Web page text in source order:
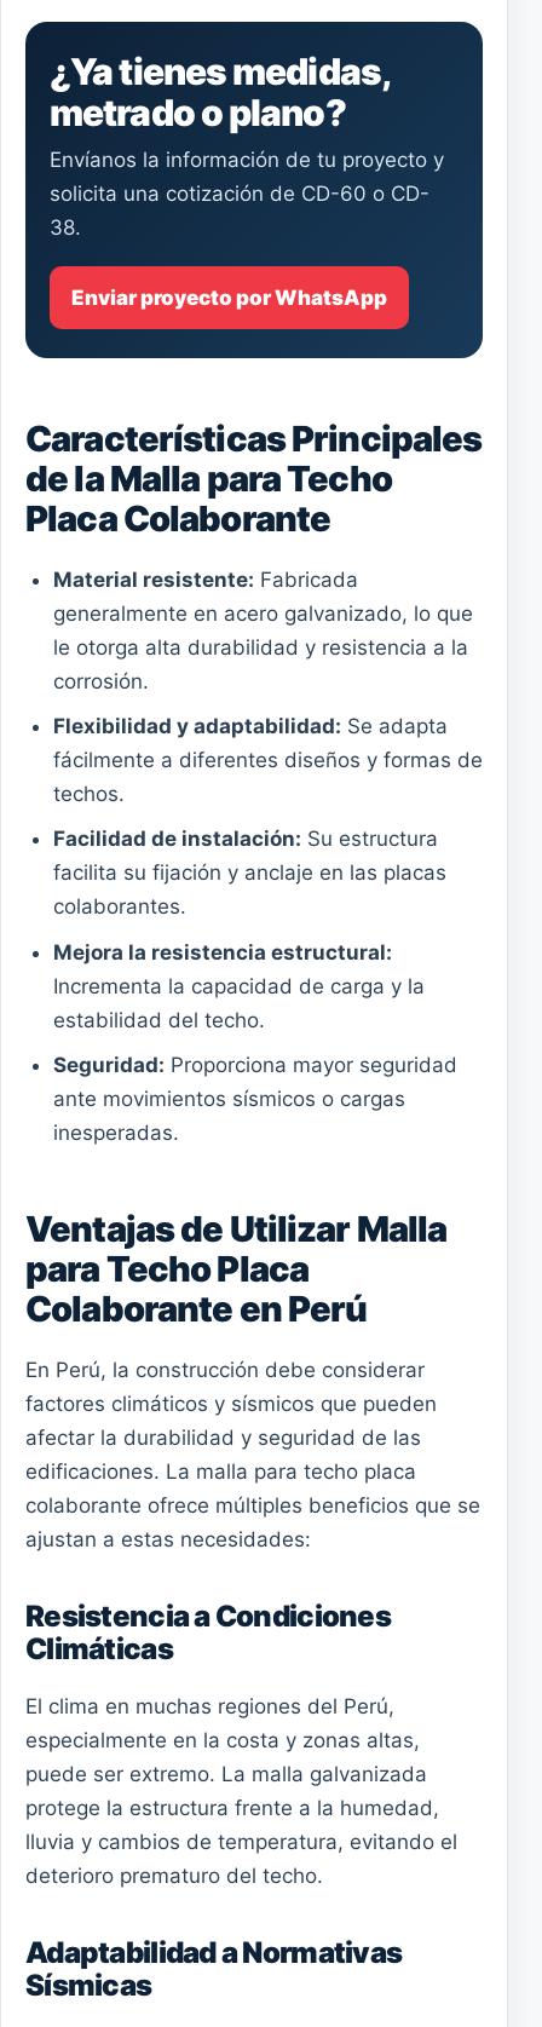
¿Ya tienes medidas,
metrado o plano?
Envíanos la información de tu proyecto y
solicita una cotización de CD-60 o CD-
38.
Enviar proyecto por WhatsApp
Características Principales
de la Malla para Techo
Placa Colaborante
Material resistente: Fabricada
generalmente en acero galvanizado, lo que
le otorga alta durabilidad y resistencia a la
corrosión.
Flexibilidad y adaptabilidad: Se adapta
fácilmente a diferentes diseños y formas de
techos.
Facilidad de instalación: Su estructura
facilita su fijación y anclaje en las placas
colaborantes.
Mejora la resistencia estructural:
Incrementa la capacidad de carga y la
estabilidad del techo.
Seguridad: Proporciona mayor seguridad
ante movimientos sísmicos o cargas
inesperadas.
Ventajas de Utilizar Malla
para Techo Placa
Colaborante en Perú
En Perú, la construcción debe considerar
factores climáticos y sísmicos que pueden
afectar la durabilidad y seguridad de las
edificaciones. La malla para techo placa
colaborante ofrece múltiples beneficios que se
ajustan a estas necesidades:
Resistencia a Condiciones
Climáticas
El clima en muchas regiones del Perú,
especialmente en la costa y zonas altas,
puede ser extremo. La malla galvanizada
protege la estructura frente a la humedad,
lluvia y cambios de temperatura, evitando el
deterioro prematuro del techo.
Adaptabilidad a Normativas
Sísmicas